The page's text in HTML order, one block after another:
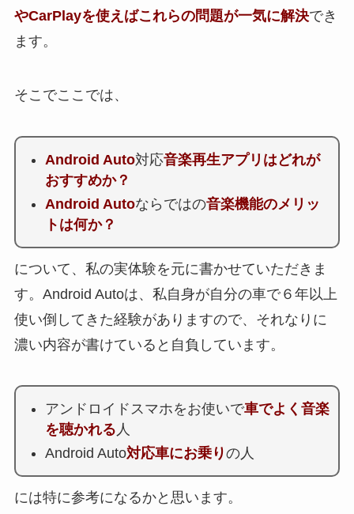
やCarPlayを使えばこれらの問題が一気に解決でき
ます。
そこでここでは、
Android Auto対応音楽再生アプリ はどれが
おすすめか？
Android Autoならではの音楽機能のメリッ
トは何か？
について、私の実体験を元に書かせていただきま
す。Android Autoは、私自身が自分の車で６年以上
使い倒してきた経験がありますので、それなりに
濃い内容が書けていると自負しています。
アンドロイドスマホをお使いで車でよく音楽
を聴かれる 人
Android Auto対応車にお乗りの人
には特に参考になるかと思います。